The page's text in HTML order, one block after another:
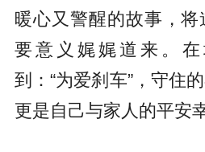
暖心又警醒的故事，
要意义娓娓道来。
到：“为爱刹车”，守住
更是自己与家人的平安